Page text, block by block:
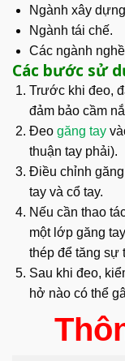
Ngành xây
Ngành tái chế.
Các ngành
Các bước sử
Trước khi đeo,
đảm bảo cầm
Đeo găng tay
thuận tay phải).
Điều chỉnh
tay và cổ tay.
Nếu cần thao
một lớp găng
thép để tăng sự
Sau khi đeo,
hở nào có thể